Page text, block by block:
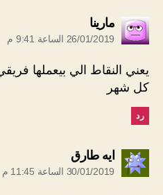
مارينا
26/01/2019 الساعة 9:41 م
يعني النقاط الي بيعملها
كل شهر
رد
ايه طارق
30/01/2019 الساعة 11:45 م